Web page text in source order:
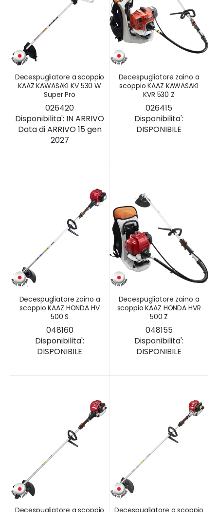
Decespugliatore a scoppio
KAAZ KAWASAKI KV 530 W
Super Pro
026420
Disponibilita': IN ARRIVO
Data di ARRIVO 15 gen
2027
Decespugliatore zaino a
scoppio KAAZ KAWASAKI
KVR 530 Z
026415
Disponibilita':
DISPONIBILE
Decespugliatore zaino a
scoppio KAAZ HONDA HV
500 S
048160
Disponibilita':
DISPONIBILE
Decespugliatore zaino a
scoppio KAAZ HONDA HVR
500 Z
048155
Disponibilita':
DISPONIBILE